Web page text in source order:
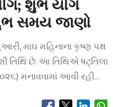
શુભ યોગ
સમય જાણો
માઘ મહિનાના કૃષ્ણ પક્ષ
તિથિ છે. આ તિથિએ ષટ્તિલા
મનાવવામાં આવી રહી…